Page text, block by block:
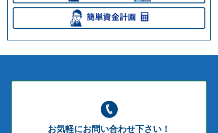
お気軽にお問い合わせ下さい！